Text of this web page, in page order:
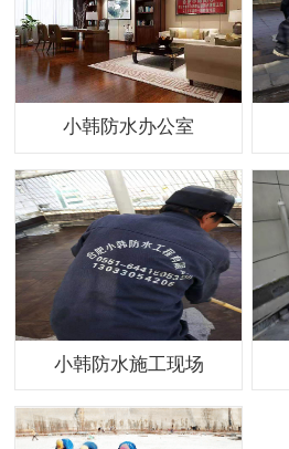
小韩防水办公室
小韩防水施工现场